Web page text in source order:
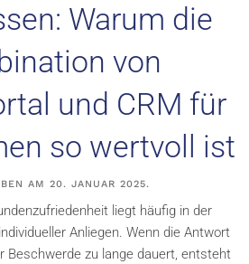
Warum die
von
und CRM für
so wertvoll ist
AM 20. JANUAR 2025.
liegt häufig in der
Anliegen. Wenn die Antwort
Beschwerde zu lange dauert, entsteht